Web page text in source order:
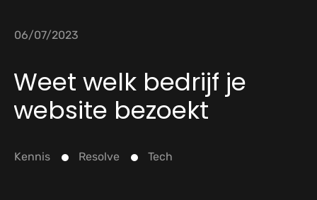
06/07/2023
Weet welk bedrijf je
website bezoekt
Kennis Resolve Tech